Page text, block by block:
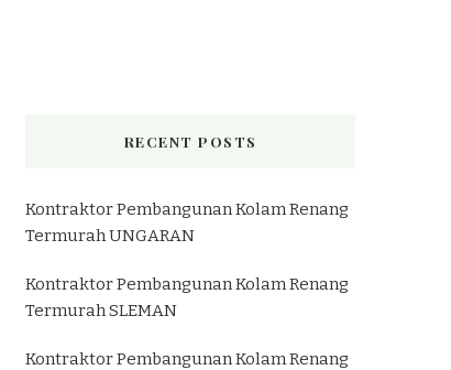
RECENT POSTS
Kontraktor Pembangunan Kolam Renang
Termurah UNGARAN
Kontraktor Pembangunan Kolam Renang
Termurah SLEMAN
Kontraktor Pembangunan Kolam Renang